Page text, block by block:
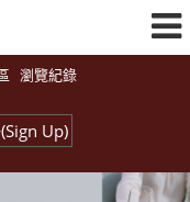
瀏覽紀錄
Up)